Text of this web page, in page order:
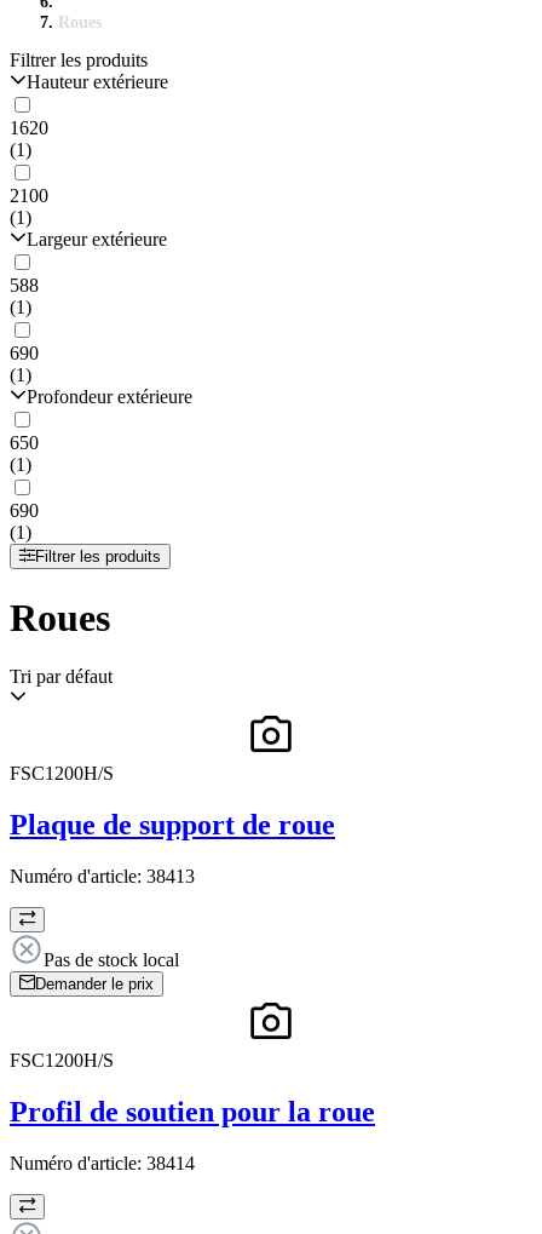
Roues
Filtrer les produits
Hauteur extérieure
1620
(1)
2100
(1)
Largeur extérieure
588
(1)
690
(1)
Profondeur extérieure
650
(1)
690
(1)
Filtrer les produits
Roues
Tri par défaut
FSC1200H/S
Plaque de support de roue
Numéro d'article: 38413
Pas de stock local
Demander le prix
FSC1200H/S
Profil de soutien pour la roue
Numéro d'article: 38414